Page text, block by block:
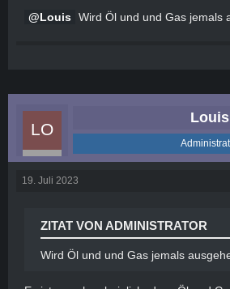
Louis Wird Öl und und Gas jemals
Louis
19. Juli 2023
ZITAT VON ADMINISTRATOR
Wird Öl und und Gas jemals